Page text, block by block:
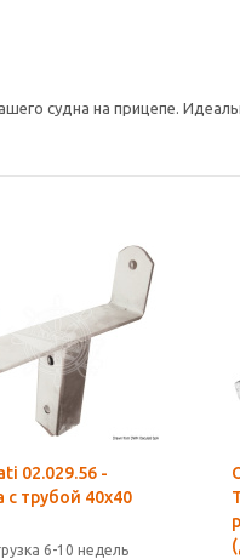
судна на прицепе.
02.029.56 -
с трубой 40x40
6-10 недель